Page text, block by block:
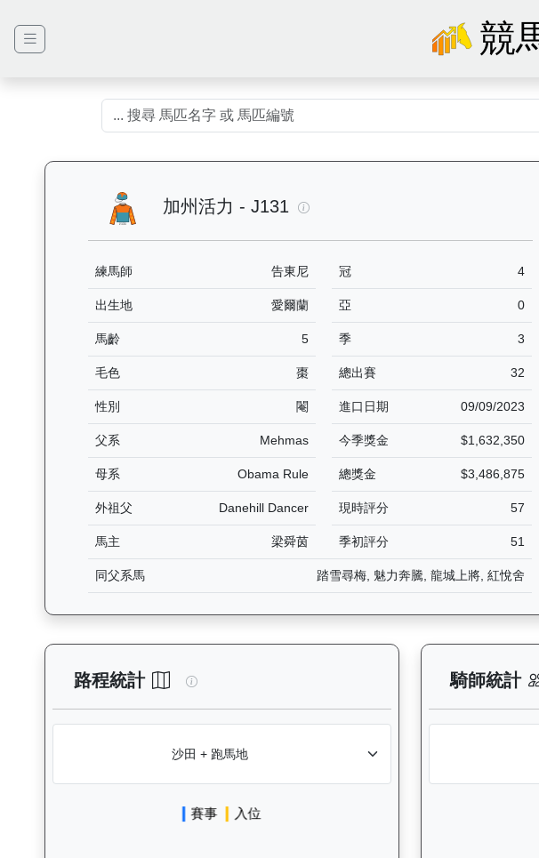
競
加州活力 - J131 加州活力（J131）— 馬匹
練馬師 告東尼 冠 4
出生地 愛爾蘭 亞 0
馬齡 5 季 3
毛色 棗 總出賽 32
性別 閹 進口日期 09/09/2023
父系 Mehmas 今季獎金 $1,632,350
母系 Obama Rule 總獎金 $3,486,875
外祖父 Danehill Dancer 現時評分 57
馬主 梁舜茵 季初評分 51
同父系馬 踏雪尋梅, 魅力奔騰, 龍城上將, 紅悅舍
路程統計 加州活力（J131）— 路程統計分析：查
騎師統計